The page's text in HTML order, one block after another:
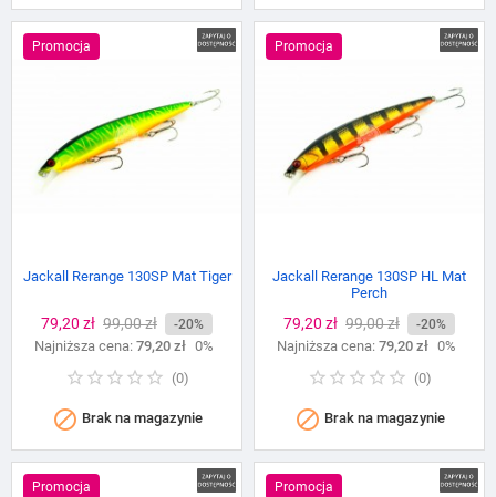
Promocja
Jackall Rerange 130SP Mat Tiger
Cena
79,20 zł Cena
podstawowa
99,00 zł -20%
Najniższa cena: 79,20 zł 0%
(0)
 Brak na magazynie
Promocja
Jackall Rerange 130SP HL Mat
Perch
Cena
79,20 zł Cena
podstawowa
99,00 zł -20%
Najniższa cena: 79,20 zł 0%
(0)
 Brak na magazynie
Promocja Promocja